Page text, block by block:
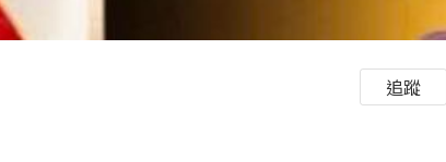
追蹤